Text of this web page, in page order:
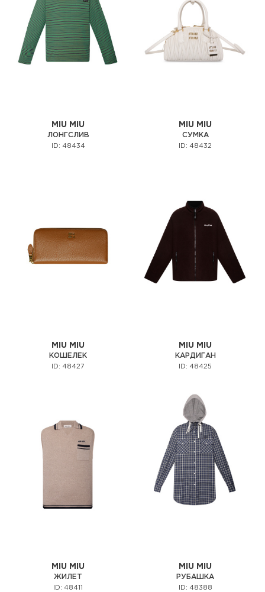
MIU MIU
ЛОНГСЛИВ
ID: 48434
MIU MIU
СУМКА
ID: 48432
MIU MIU
КОШЕЛЕК
ID: 48427
MIU MIU
КАРДИГАН
ID: 48425
MIU MIU
ЖИЛЕТ
ID: 48411
MIU MIU
РУБАШКА
ID: 48388